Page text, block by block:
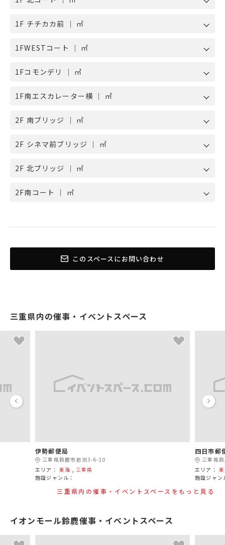
1F チチカカ前 ｜ ㎡
1FWESTコート ｜ ㎡
1Fコモンデリ ｜ ㎡
1F南エスカレーター横 ｜ ㎡
2F 南ブリッジ ｜ ㎡
2F シネマ前ブリッジ ｜ ㎡
2F 北ブリッジ ｜ ㎡
2F南コート ｜ ㎡
このスペースにお問い合わせ
三重県内の催事・イベントスペース
伊勢郵便局
三重県鈴鹿市岩渕3-6-10
エリア： 東海 , 三重県
施設ジャンル：
四日市郵
三重県
エリア：
施設ジャン
三重県内の催事・イベントスペースをもっと見る
イオンモール鈴鹿催事・イベントスペース